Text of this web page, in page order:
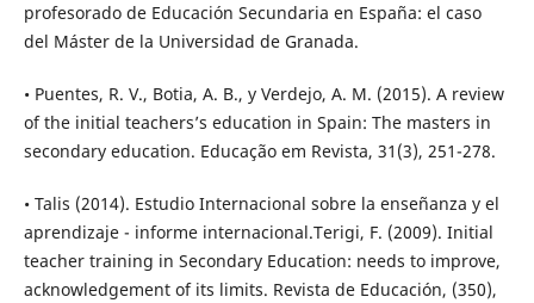
profesorado de Educación Secundaria en España: el caso
del Máster de la Universidad de Granada.
• Puentes, R. V., Botia, A. B., y Verdejo, A. M. (2015). A review
of the initial teachers’s education in Spain: The masters in
secondary education. Educação em Revista, 31(3), 251-278.
• Talis (2014). Estudio Internacional sobre la enseñanza y el
aprendizaje - informe internacional.Terigi, F. (2009). Initial
teacher training in Secondary Education: needs to improve,
acknowledgement of its limits. Revista de Educación, (350),